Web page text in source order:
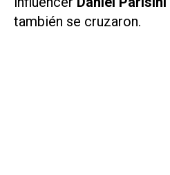
también se cruzaron.